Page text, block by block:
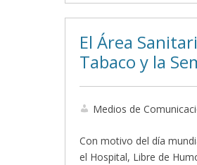
El Área
Tabaco y la
Medios de
Con motivo del día
el Hospital, Libre de